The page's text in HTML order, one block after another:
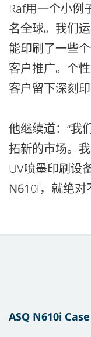
Raf用一个小例
名全球。我们
能印刷了一些
客户推广。个
客户留下深刻
他继续道：“我
拓新的市场。
UV喷墨印刷设
N610i，就绝对
ASQ N610i